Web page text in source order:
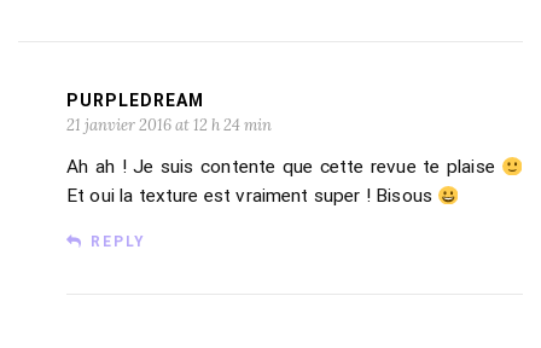
PURPLEDREAM
21 janvier 2016 at 12 h 24 min
Ah ah ! Je suis contente que cette revue te plaise
Et oui la texture est vraiment super ! Bisous
REPLY